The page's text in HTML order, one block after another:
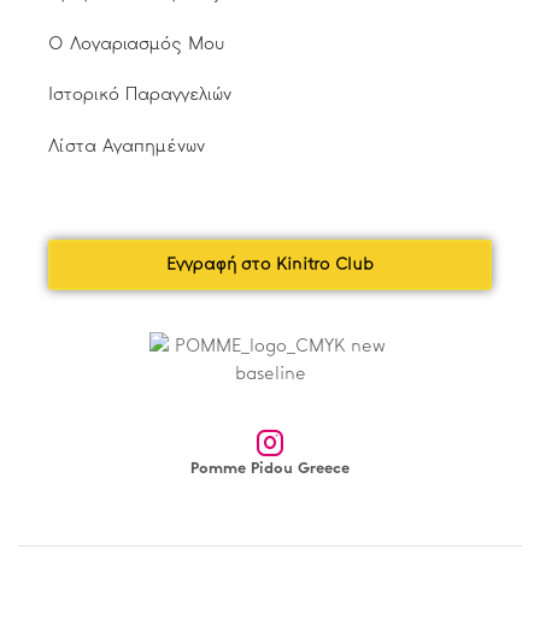
Ο Λογαριασμός Μου
Ιστορικό Παραγγελιών
Λίστα Αγαπημένων
Εγγραφή στο Kinitro Club
Pomme Pidou Greece